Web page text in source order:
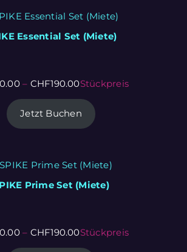
Essential Set (Miete)
– CHF190.00Stückpreis
Jetzt Buchen
Prime Set (Miete)
– CHF190.00Stückpreis